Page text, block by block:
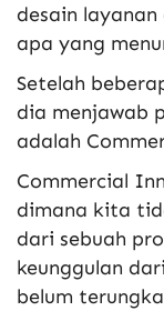
desain
apa yang
Setelah
dia menjawab
adalah
Commercial
dimana kita
dari sebuah
keunggulan
belum